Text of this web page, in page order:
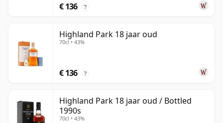
€ 136 ?
Highland Park 18 jaar oud
70cl • 43%
€ 136 ?
Highland Park 18 jaar oud / Bottled
1990s
70cl • 43%